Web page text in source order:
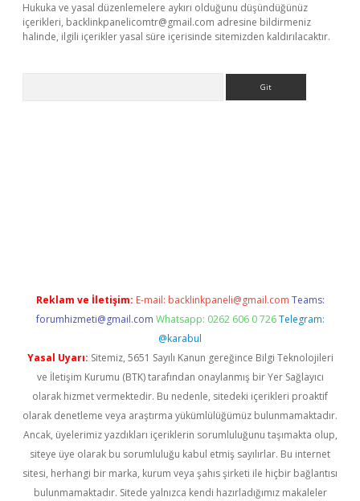
Hukuka ve yasal düzenlemelere aykırı olduğunu düşündüğünüz
içerikleri, backlinkpanelicomtr@gmail.com adresine bildirmeniz
halinde, ilgili içerikler yasal süre içerisinde sitemizden kaldırılacaktır.
Reklam ve İletişim: E-mail: backlinkpaneli@gmail.com Teams:
forumhizmeti@gmail.com Whatsapp: 0262 606 0 726 Telegram:
@karabul
Yasal Uyarı: Sitemiz, 5651 Sayılı Kanun gereğince Bilgi Teknolojileri
ve İletişim Kurumu (BTK) tarafından onaylanmış bir Yer Sağlayıcı
olarak hizmet vermektedir. Bu nedenle, sitedeki içerikleri proaktif
olarak denetleme veya araştırma yükümlülüğümüz bulunmamaktadır.
Ancak, üyelerimiz yazdıkları içeriklerin sorumluluğunu taşımakta olup,
siteye üye olarak bu sorumluluğu kabul etmiş sayılırlar. Bu internet
sitesi, herhangi bir marka, kurum veya şahıs şirketi ile hiçbir bağlantısı
bulunmamaktadır. Sitede yalnızca kendi hazırladığımız makaleler